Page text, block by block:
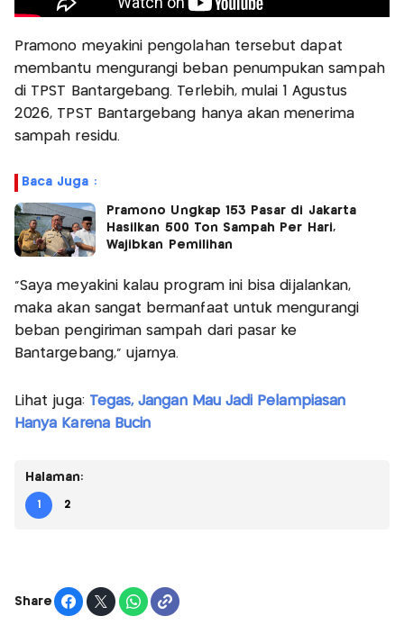
Pramono meyakini pengolahan tersebut dapat
membantu mengurangi beban penumpukan sampah
di TPST Bantargebang. Terlebih, mulai 1 Agustus
2026, TPST Bantargebang hanya akan menerima
sampah residu.
Baca Juga :
Pramono Ungkap 153 Pasar di Jakarta
Hasilkan 500 Ton Sampah Per Hari,
Wajibkan Pemilihan
“Saya meyakini kalau program ini bisa dijalankan,
maka akan sangat bermanfaat untuk mengurangi
beban pengiriman sampah dari pasar ke
Bantargebang,” ujarnya.
Lihat juga: Tegas, Jangan Mau Jadi Pelampiasan
Hanya Karena Bucin
Halaman:
1 2
Share